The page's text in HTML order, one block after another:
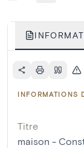
INFORMATIONS
Titre
maison -